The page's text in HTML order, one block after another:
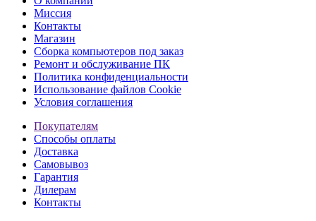
Миссия
Контакты
Магазин
Сборка компьютеров под заказ
Ремонт и обслуживание ПК
Политика конфиденциальности
Использование файлов Cookie
Условия соглашения
Покупателям
Способы оплаты
Доставка
Самовывоз
Гарантия
Дилерам
Контакты